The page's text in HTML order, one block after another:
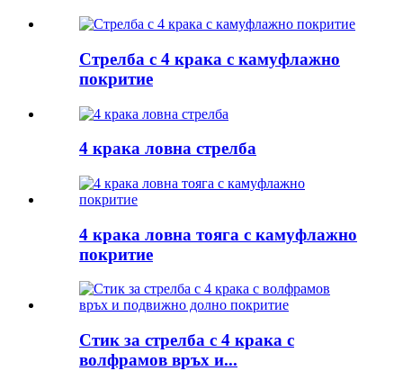
Стрелба с 4 крака с камуфлажно
покритие
4 крака ловна стрелба
4 крака ловна тояга с камуфлажно
покритие
Стик за стрелба с 4 крака с
волфрамов връх и...